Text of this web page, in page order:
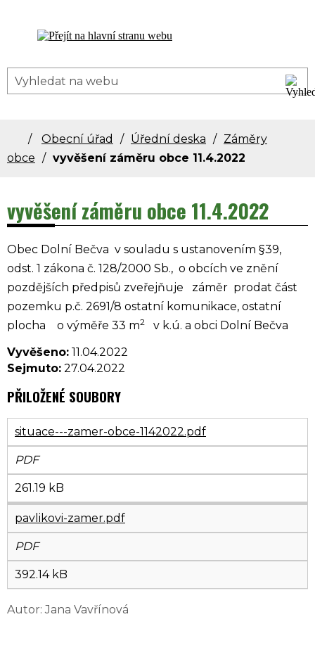
Dolní Bečva - oficiální stránky obce
Obecní úřad Úřední deska
Záměry
obce
vyvěšení záměru obce 11.4.2022
vyvěšení záměru obce 11.4.2022
Obec Dolní Bečva v souladu s ustanovením §39,
odst. 1 zákona č. 128/2000 Sb., o obcích ve znění
pozdějších předpisů zveřejňuje záměr prodat část
pozemku p.č. 2691/8 ostatní komunikace, ostatní
plocha o výměře 33 m2
v k.ú. a obci Dolní Bečva
Vyvěšeno: 11.04.2022
Sejmuto: 27.04.2022
PŘILOŽENÉ SOUBORY
situace---zamer-obce-1142022.pdf
PDF
261.19 kB
pavlikovi-zamer.pdf
PDF
392.14 kB
Autor: Jana Vavřínová